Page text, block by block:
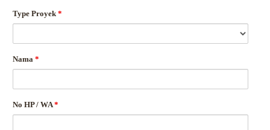
Type Proyek*
Nama*
No HP / WA*